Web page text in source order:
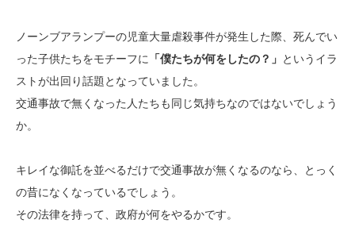
ノーンブアランプーの児童大量虐殺事件が発生した際、死んでい
った子供たちをモチーフに
「僕たちが何をしたの？」 というイラ
ストが出回り話題となっていました。
交通事故で無くなった人たちも同じ気持ちなのではないでしょう
か。
キレイな御託を並べるだけで交通事故が無くなるのなら、とっく
の昔になくなっているでしょう。
その法律を持って、政府が何をやるかです。